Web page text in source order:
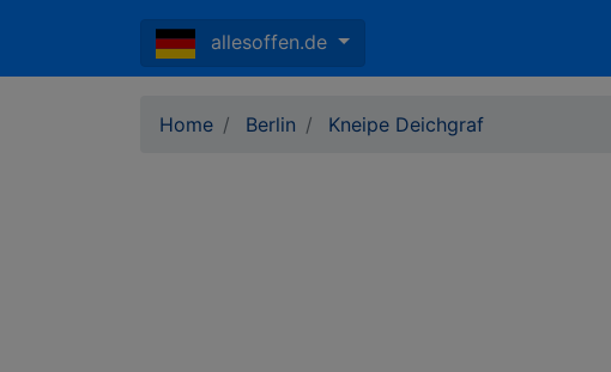
allesoffen.de
Home Berlin Kneipe Deichgraf